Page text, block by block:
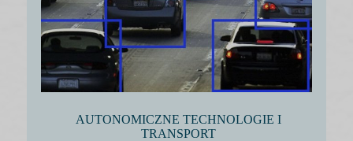
AUTONOMICZNE TECHNOLOGIE I
TRANSPORT